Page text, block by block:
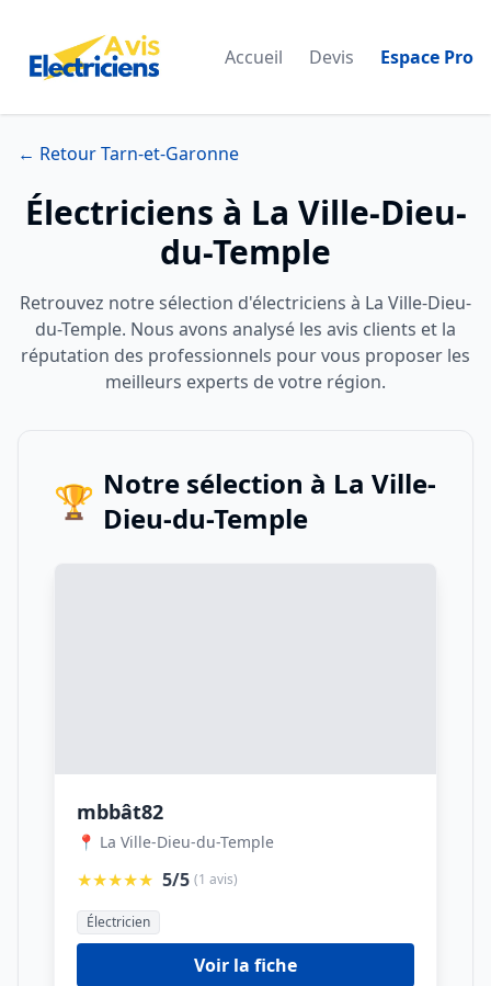
Accueil Devis Espace Pro
← Retour Tarn-et-Garonne
Électriciens à La Ville-Dieu-
du-Temple
Retrouvez notre sélection d'électriciens à La Ville-Dieu-
du-Temple. Nous avons analysé les avis clients et la
réputation des professionnels pour vous proposer les
meilleurs experts de votre région.
🏆 Notre sélection à La Ville-
Dieu-du-Temple
mbbât82
📍 La Ville-Dieu-du-Temple
★★★★★ 5/5 (1 avis)
Électricien
Voir la fiche